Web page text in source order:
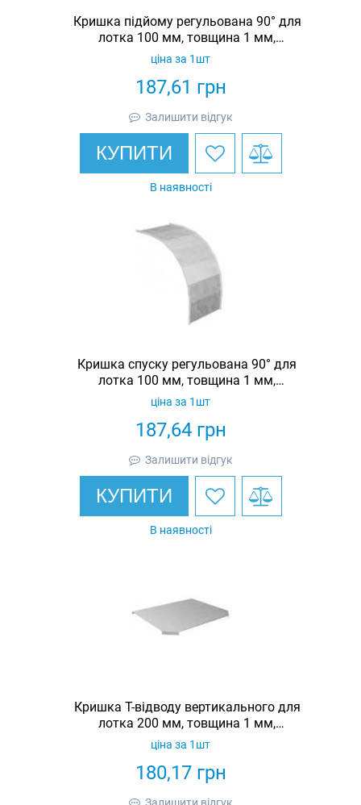
Кришка підйому регульована 90° для
лотка 100 мм, товщина 1 мм,
гарячеоцинкована, Eurotray
187,61 грн
ціна за 1шт
Залишити відгук
КУПИТИ
В наявності
Кришка спуску регульована 90° для
лотка 100 мм, товщина 1 мм,
гарячеоцинкована, Eurotray
187,64грн
ціна за 1шт
Залишити відгук
КУПИТИ
В наявності
Кришка Т-відводу вертикального для
лотка 200 мм, товщина 1 мм,
гарячеоцинкована, Eurotray
180,17грн
ціна за 1шт